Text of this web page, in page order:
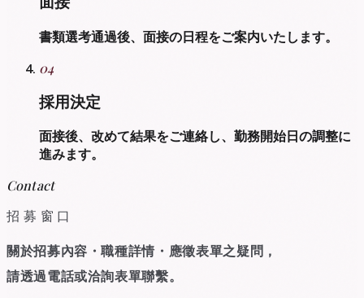
書類選考通過後、面接の日程をご案内いたします。
04
採用決定
面接後、改めて結果をご連絡し、勤務開始日の調整に
進みます。
Contact
招募窗口
關於招募內容・職種詳情・應徵表單之疑問，
請透過電話或洽詢表單聯繫。